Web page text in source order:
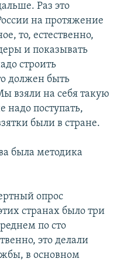
Раз это
на протяжение
то, естественно,
и показывать
строить
должен быть
взяли на себя такую
надо поступать,
были в стране.
была методика
опрос
странах было три
по сто
это делали
в основном